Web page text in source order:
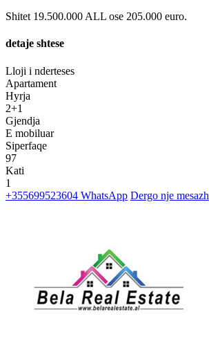
Shitet 19.500.000 ALL ose 205.000 euro.
detaje shtese
Lloji i nderteses
Apartament
Hyrja
2+1
Gjendja
E mobiluar
Siperfaqe
97
Kati
1
+355699523604 WhatsApp Dergo nje mesazh